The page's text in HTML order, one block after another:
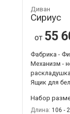
Диван
Сириус
от 55
Фабрика -
Механизм -
Ящик для
Набор
Длина: 106 -